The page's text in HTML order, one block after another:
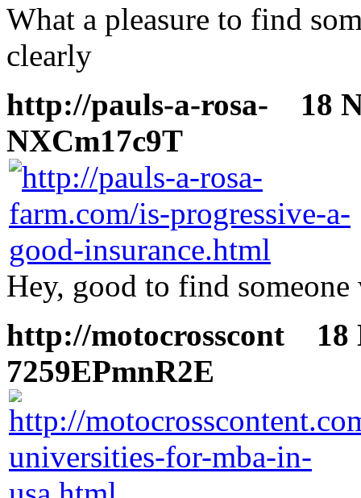
What a pleasure to find
clearly
http://pauls-a-rosa-
18
NXCm17c9T
Hey, good to find
http://motocrosscont
18
7259EPmnR2E